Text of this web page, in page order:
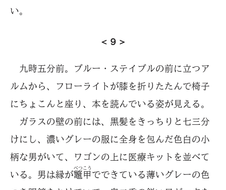
い。
＜９＞
九時五分前。ブルー・ステイブルの前に立つア
ルムから、フローライトが膝を折りたたんで椅子
にちょこんと座り、本を読んでいる姿が見える。
ガラスの壁の前には、黒髪をきっちりと七三分
けにし、濃いグレーの服に全身を包んだ色白の小
柄な男がいて、ワゴンの上に医療キットを並べて
いる。男は縁が鼈
べつ
甲
こう
でできている薄いグレーの色